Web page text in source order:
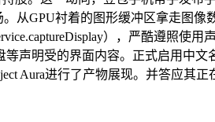
从GPU衬着的图形缓冲区拿走图
），严酷遵照使
声明受的界面内容。正式启用中
Aura进行了产物展现。并答应其